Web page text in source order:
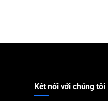
Kết nối với chúng tôi